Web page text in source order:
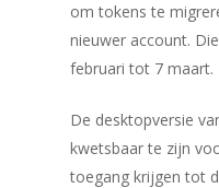
om tokens te
nieuwer account.
februari tot 7 maart.
De desktopversie
kwetsbaar te zijn
toegang krijgen tot